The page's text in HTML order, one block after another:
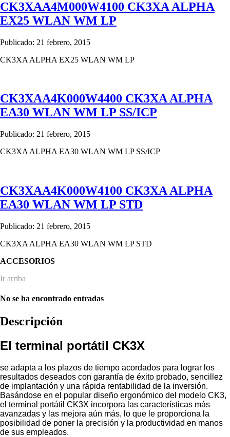
CK3XAA4M000W4100 CK3XA ALPHA
EX25 WLAN WM LP
Publicado: 21 febrero, 2015
CK3XA ALPHA EX25 WLAN WM LP
CK3XAA4K000W4400 CK3XA ALPHA
EA30 WLAN WM LP SS/ICP
Publicado: 21 febrero, 2015
CK3XA ALPHA EA30 WLAN WM LP SS/ICP
CK3XAA4K000W4100 CK3XA ALPHA
EA30 WLAN WM LP STD
Publicado: 21 febrero, 2015
CK3XA ALPHA EA30 WLAN WM LP STD
ACCESORIOS
Ir arriba
No se ha encontrado entradas
Descripción
El terminal portátil CK3X
se adapta a los plazos de tiempo acordados para lograr los
resultados deseados con garantía de éxito probado, sencillez
de implantación y una rápida rentabilidad de la inversión.
Basándose en el popular diseño ergonómico del modelo CK3,
el terminal portátil CK3X incorpora las características más
avanzadas y las mejora aún más, lo que le proporciona la
posibilidad de poner la precisión y la productividad en manos
de sus empleados.